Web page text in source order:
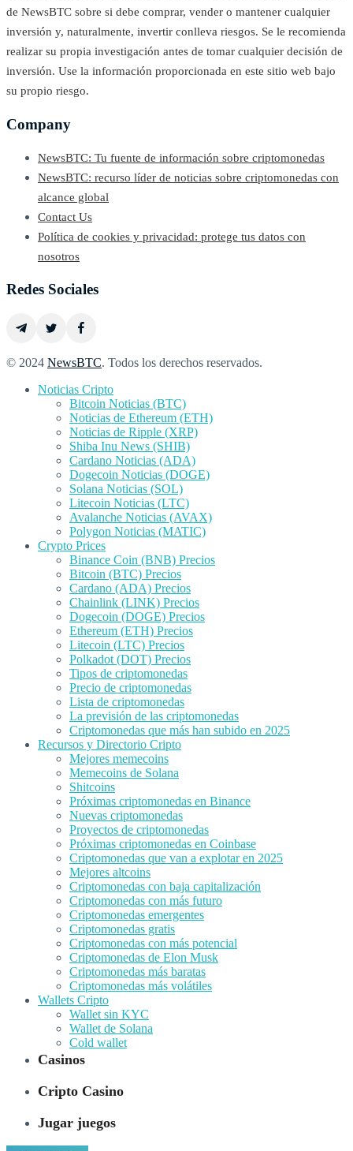
de NewsBTC sobre si debe comprar, vender o mantener cualquier
inversión y, naturalmente, invertir conlleva riesgos. Se le recomienda
realizar su propia investigación antes de tomar cualquier decisión de
inversión. Use la información proporcionada en este sitio web bajo
su propio riesgo.
Company
NewsBTC: Tu fuente de información sobre criptomonedas
NewsBTC: recurso líder de noticias sobre criptomonedas con
alcance global
Contact Us
Política de cookies y privacidad: protege tus datos con
nosotros
Redes Sociales
© 2024 NewsBTC. Todos los derechos reservados.
Noticias Cripto
Bitcoin Noticias (BTC)
Noticias de Ethereum (ETH)
Noticias de Ripple (XRP)
Shiba Inu News (SHIB)
Cardano Noticias (ADA)
Dogecoin Noticias (DOGE)
Solana Noticias (SOL)
Litecoin Noticias (LTC)
Avalanche Noticias (AVAX)
Polygon Noticias (MATIC)
Crypto Prices
Binance Coin (BNB) Precios
Bitcoin (BTC) Precios
Cardano (ADA) Precios
Chainlink (LINK) Precios
Dogecoin (DOGE) Precios
Ethereum (ETH) Precios
Litecoin (LTC) Precios
Polkadot (DOT) Precios
Tipos de criptomonedas
Precio de criptomonedas
Lista de criptomonedas
La previsión de las criptomonedas
Criptomonedas que más han subido en 2025
Recursos y Directorio Cripto
Mejores memecoins
Memecoins de Solana
Shitcoins
Próximas criptomonedas en Binance
Nuevas criptomonedas
Proyectos de criptomonedas
Próximas criptomonedas en Coinbase
Criptomonedas que van a explotar en 2025
Mejores altcoins
Criptomonedas con baja capitalización
Criptomonedas con más futuro
Criptomonedas emergentes
Criptomonedas gratis
Criptomonedas con más potencial
Criptomonedas de Elon Musk
Criptomonedas más baratas
Criptomonedas más volátiles
Wallets Cripto
Wallet sin KYC
Wallet de Solana
Cold wallet
Casinos
Cripto Casino
Jugar juegos